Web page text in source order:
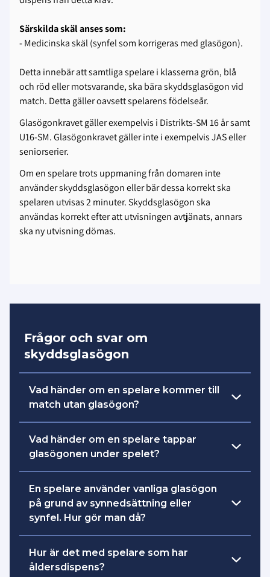
Särskilda skäl anses som:
- Medicinska skäl (synfel som korrigeras med glasögon).
Detta innebär att samtliga spelare i klasserna grön, blå
och röd eller motsvarande, ska bära skyddsglasögon vid
match. Detta gäller oavsett spelarens födelseår.
Glasögonkravet gäller exempelvis i Distrikts-SM 16 år samt
U16-SM. Glasögonkravet gäller inte i exempelvis JAS eller
seniorserier.
Om en spelare trots uppmaning från domaren inte
använder skyddsglasögon eller bär dessa korrekt ska
spelaren utvisas 2 minuter. Skyddsglasögon ska
användas korrekt efter att utvisningen avtjänats, annars
ska ny utvisning dömas.
Frågor och svar om
skyddsglasögon
Vad händer om en spelare kommer till
match utan glasögon?
Det är bra om ledarna har med sig ett par
extra skyddsglasögon om någon har
glömt sina glasögon.
Om en spelare trots uppmaning från
domaren inte använder skyddsglasögon
eller bär dessa korrekt ska spelaren
utvisas 2 minuter. Skyddsglasögon ska
användas korrekt efter att utvisningen
avtjänats, annars ska ny utvisning dömas.
Vad händer om en spelare tappar
glasögonen under spelet?
Spelaren får spela vidare tills nästa
avblåsning.
En spelare använder vanliga glasögon
på grund av synnedsättning eller
synfel. Hur gör man då?
Det finns inget krav på att ha
skyddsglasögon om en spelare har
Hur är det med spelare som har
åldersdispens?